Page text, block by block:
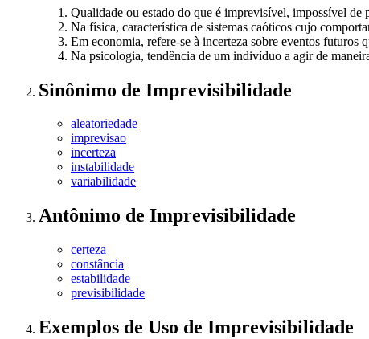
Qualidade ou estado do que é imprevisível, impossível de
Na física, característica de sistemas caóticos cujo
Em economia, refere-se à incerteza sobre eventos futuros
Na psicologia, tendência de um indivíduo a agir de
Sinônimo de Imprevisibilidade
aleatoriedade
imprevisao
incerteza
instabilidade
variabilidade
Antônimo de Imprevisibilidade
certeza
constância
estabilidade
previsibilidade
Exemplos de Uso de Imprevisibilidade